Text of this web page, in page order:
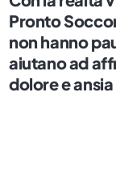
per il
vere.
Pronto
non hanno
aiutano ad
dolore e ansia